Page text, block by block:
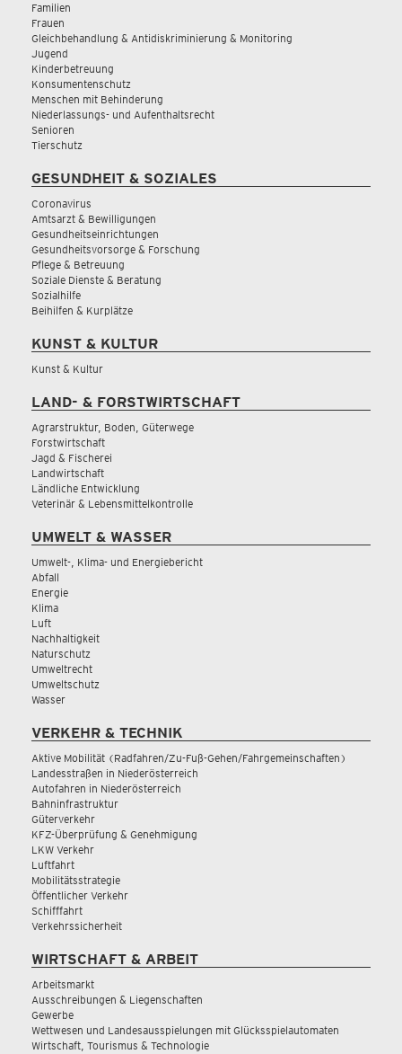
Familien
Frauen
Gleichbehandlung & Antidiskriminierung & Monitoring
Jugend
Kinderbetreuung
Konsumentenschutz
Menschen mit Behinderung
Niederlassungs- und Aufenthaltsrecht
Senioren
Tierschutz
GESUNDHEIT & SOZIALES
Coronavirus
Amtsarzt & Bewilligungen
Gesundheitseinrichtungen
Gesundheitsvorsorge & Forschung
Pflege & Betreuung
Soziale Dienste & Beratung
Sozialhilfe
Beihilfen & Kurplätze
KUNST & KULTUR
Kunst & Kultur
LAND- & FORSTWIRTSCHAFT
Agrarstruktur, Boden, Güterwege
Forstwirtschaft
Jagd & Fischerei
Landwirtschaft
Ländliche Entwicklung
Veterinär & Lebensmittelkontrolle
UMWELT & WASSER
Umwelt-, Klima- und Energiebericht
Abfall
Energie
Klima
Luft
Nachhaltigkeit
Naturschutz
Umweltrecht
Umweltschutz
Wasser
VERKEHR & TECHNIK
Aktive Mobilität (Radfahren/Zu-Fuß-Gehen/Fahrgemeinschaften)
Landesstraßen in Niederösterreich
Autofahren in Niederösterreich
Bahninfrastruktur
Güterverkehr
KFZ-Überprüfung & Genehmigung
LKW Verkehr
Luftfahrt
Mobilitätsstrategie
Öffentlicher Verkehr
Schifffahrt
Verkehrssicherheit
WIRTSCHAFT & ARBEIT
Arbeitsmarkt
Ausschreibungen & Liegenschaften
Gewerbe
Wettwesen und Landesausspielungen mit Glücksspielautomaten
Wirtschaft, Tourismus & Technologie